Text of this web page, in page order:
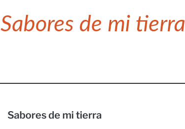
Sabores de mi tierra
Sabores de mi tierra